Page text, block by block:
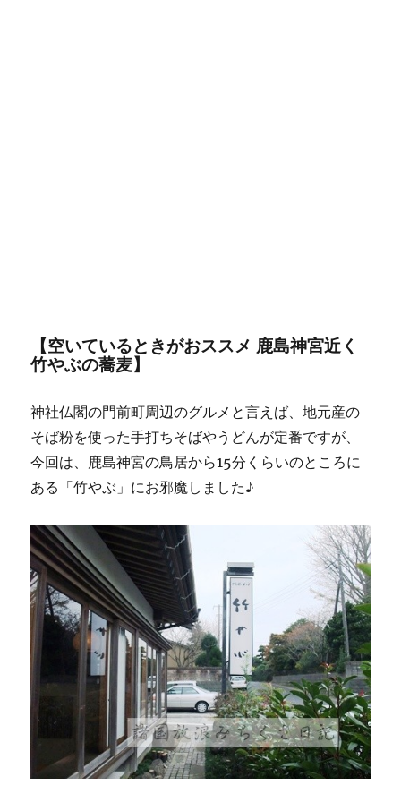
【空いているときがおススメ 鹿島神宮近く
竹やぶの蕎麦】
神社仏閣の門前町周辺のグルメと言えば、地元産の
そば粉を使った手打ちそばやうどんが定番ですが、
今回は、鹿島神宮の鳥居から15分くらいのところに
ある「竹やぶ」にお邪魔しました♪